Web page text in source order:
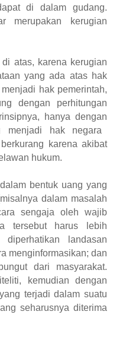
di dalam gudang.
merupakan kerugian
atas, karena kerugian
yang ada atas hak
hak pemerintah,
dengan perhitungan
hanya dengan
menjadi hak negara
berkurang karena akibat
hukum.
bentuk uang yang
dalam masalah
sengaja oleh wajib
tersebut harus lebih
diperhatikan landasan
menginformasikan; dan
dari masyarakat.
kemudian dengan
terjadi dalam suatu
seharusnya diterima